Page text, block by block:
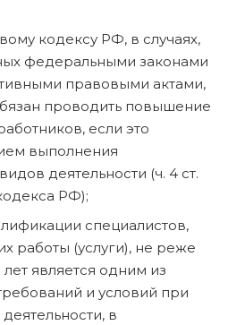
кодексу РФ, в случаях,
федеральными законами
правовыми актами,
проводить повышение
если это
выполнения
деятельности (ч. 4 ст.
РФ);
специалистов,
работы (услуги), не реже
является одним из
и условий при
в